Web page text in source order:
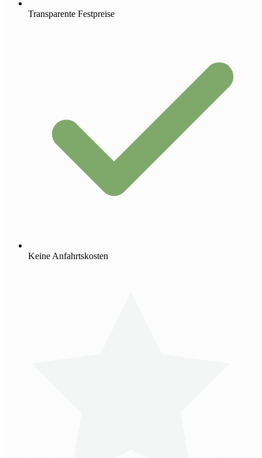
Transparente Festpreise
Keine Anfahrtskosten